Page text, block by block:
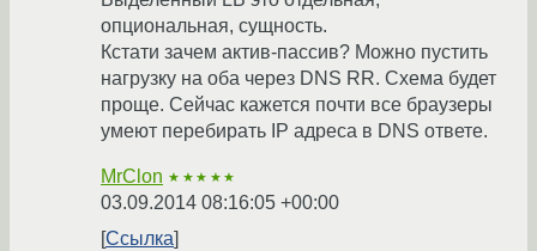
опциональная, сущность.
Кстати зачем актив-пассив? Можно пустить
нагрузку на оба через DNS RR. Схема будет
проще. Сейчас кажется почти все браузеры
умеют перебирать IP адреса в DNS ответе.
MrClon ★★★★★
03.09.2014 08:16:05 +00:00
Ссылка